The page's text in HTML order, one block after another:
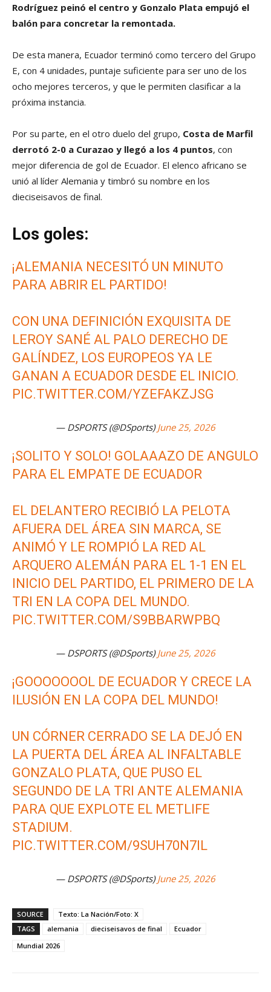
Rodríguez peinó el centro y Gonzalo Plata empujó el
balón para concretar la remontada.
De esta manera, Ecuador terminó como tercero del Grupo
E, con 4 unidades, puntaje suficiente para ser uno de los
ocho mejores terceros, y que le permiten clasificar a la
próxima instancia.
Por su parte, en el otro duelo del grupo, Costa de Marfil
derrotó 2-0 a Curazao y llegó a los 4 puntos, con
mejor diferencia de gol de Ecuador. El elenco africano se
unió al líder Alemania y timbró su nombre en los
dieciseisavos de final.
Los goles:
¡ALEMANIA NECESITÓ UN MINUTO
PARA ABRIR EL PARTIDO!
CON UNA DEFINICIÓN EXQUISITA DE
LEROY SANÉ AL PALO DERECHO DE
GALÍNDEZ, LOS EUROPEOS YA LE
GANAN A ECUADOR DESDE EL INICIO.
PIC.TWITTER.COM/YZEFAKZJSG
— DSPORTS (@DSports)June 25, 2026
¡SOLITO Y SOLO! GOLAAAZO DE ANGULO
PARA EL EMPATE DE ECUADOR
EL DELANTERO RECIBIÓ LA PELOTA
AFUERA DEL ÁREA SIN MARCA, SE
ANIMÓ Y LE ROMPIÓ LA RED AL
ARQUERO ALEMÁN PARA EL 1-1 EN EL
INICIO DEL PARTIDO, EL PRIMERO DE LA
TRI EN LA COPA DEL MUNDO.
PIC.TWITTER.COM/S9BBARWPBQ
— DSPORTS (@DSports)June 25, 2026
¡GOOOOOOOL DE ECUADOR Y CRECE LA
ILUSIÓN EN LA COPA DEL MUNDO!
UN CÓRNER CERRADO SE LA DEJÓ EN
LA PUERTA DEL ÁREA AL INFALTABLE
GONZALO PLATA, QUE PUSO EL
SEGUNDO DE LA TRI ANTE ALEMANIA
PARA QUE EXPLOTE EL METLIFE
STADIUM.
PIC.TWITTER.COM/9SUH70N7IL
— DSPORTS (@DSports)June 25, 2026
SOURCE
Texto: La Nación/Foto: X
TAGS
alemania dieciseisavos de final
Ecuador
Mundial 2026